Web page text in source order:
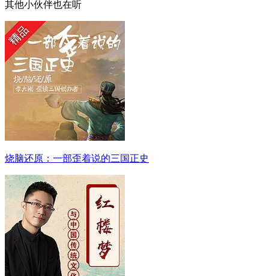
其他小伙伴也在听
烧脑还原：一部歪着说的三国正史